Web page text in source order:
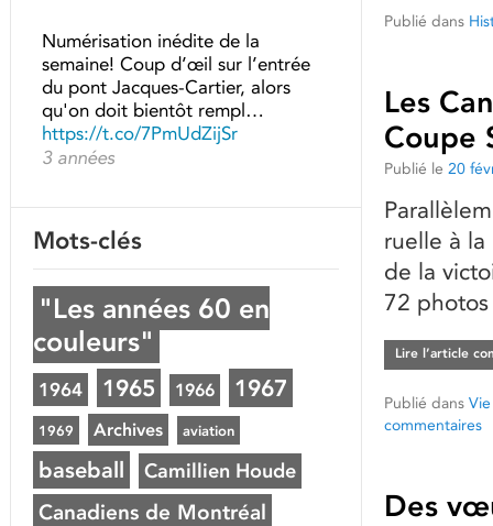
Publié dans
Les
Coupe
Publié le 20
ruelle à
de la
72
Lire l’article
Publié dans
commentaires
Des
Numérisation inédite de la
semaine! Coup d’œil sur l’entrée
du pont Jacques-Cartier, alors
qu'on doit bientôt rempl…
https://t.co/7PmUdZijSr
3 années
Mots-clés
"Les années 60 en
couleurs"
1964 1965 1966 1967
1969 Archives aviation
baseball Camillien Houde
Canadiens de Montréal